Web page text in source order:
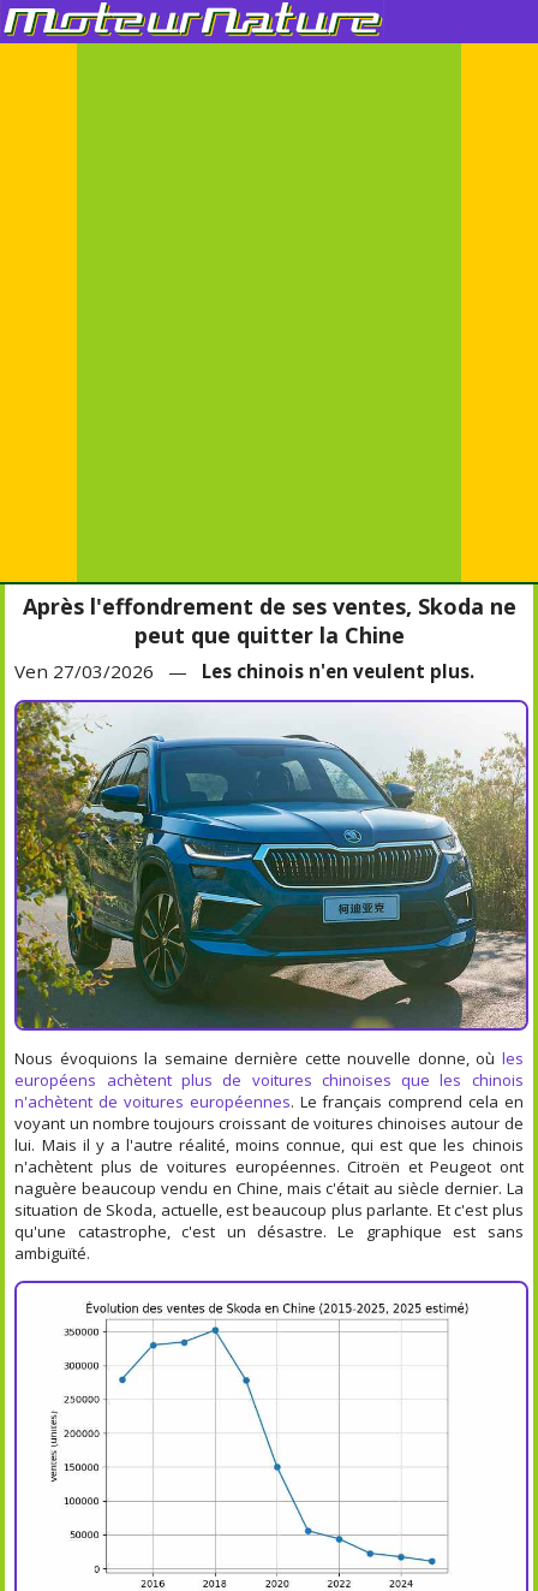
Après l'effondrement de ses ventes, Skoda ne
peut que quitter la Chine
Ven 27/03/2026 — Les chinois n'en veulent plus.
Nous évoquions la semaine dernière cette nouvelle donne, où les
européens achètent plus de voitures chinoises que les chinois
n'achètent de voitures européennes. Le français comprend cela en
voyant un nombre toujours croissant de voitures chinoises autour de
lui. Mais il y a l'autre réalité, moins connue, qui est que les chinois
n'achètent plus de voitures européennes. Citroën et Peugeot ont
naguère beaucoup vendu en Chine, mais c'était au siècle dernier. La
situation de Skoda, actuelle, est beaucoup plus parlante. Et c'est plus
qu'une catastrophe, c'est un désastre. Le graphique est sans
ambiguïté.